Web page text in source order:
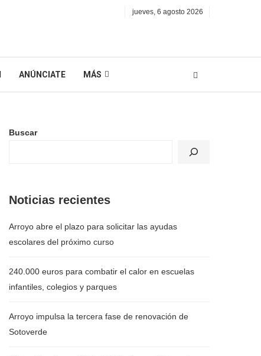
jueves, 6 agosto 2026
ANÚNCIATE MÁS
Buscar
Noticias recientes
Arroyo abre el plazo para solicitar las ayudas
escolares del próximo curso
240.000 euros para combatir el calor en escuelas
infantiles, colegios y parques
Arroyo impulsa la tercera fase de renovación de
Sotoverde